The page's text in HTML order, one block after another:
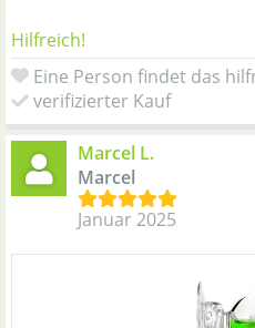
Hilfreich!
Eine Person findet das
verifizierter Kauf
Marcel L.
Marcel
Januar 2025